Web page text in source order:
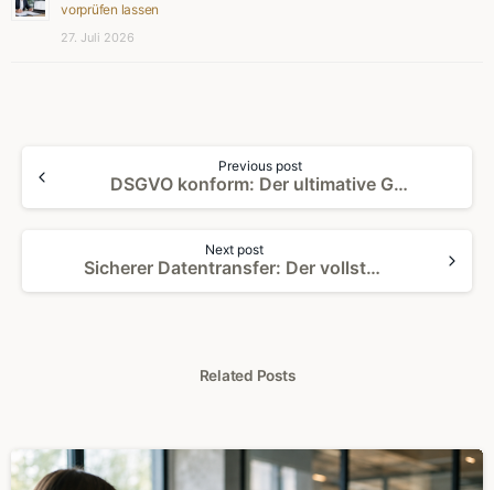
vorprüfen lassen
27. Juli 2026
Reading
Previous post
DSGVO konform: Der ultimative Guide für Unternehmen [2025]
Next post
Sicherer Datentransfer: Der vollständige Leitfaden für Unternehmen 2026
Related Posts